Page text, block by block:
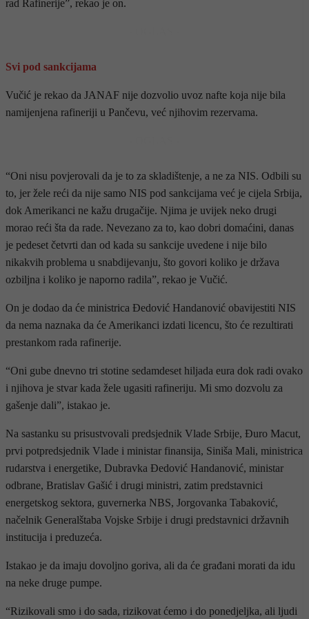
rad Rafinerije”, rekao je on.
Svi pod sankcijama
Vučić je rekao da JANAF nije dozvolio uvoz nafte koja nije bila
namijenjena rafineriji u Pančevu, već njihovim rezervama.
“Oni nisu povjerovali da je to za skladištenje, a ne za NIS. Odbili su
to, jer žele reći da nije samo NIS pod sankcijama već je cijela Srbija,
dok Amerikanci ne kažu drugačije. Njima je uvijek neko drugi
morao reći šta da rade. Nevezano za to, kao dobri domaćini, danas
je pedeset četvrti dan od kada su sankcije uvedene i nije bilo
nikakvih problema u snabdijevanju, što govori koliko je država
ozbiljna i koliko je naporno radila”, rekao je Vučić.
On je dodao da će ministrica Đedović Handanović obavijestiti NIS
da nema naznaka da će Amerikanci izdati licencu, što će rezultirati
prestankom rada rafinerije.
“Oni gube dnevno tri stotine sedamdeset hiljada eura dok radi ovako
i njihova je stvar kada žele ugasiti rafineriju. Mi smo dozvolu za
gašenje dali”, istakao je.
Na sastanku su prisustvovali predsjednik Vlade Srbije, Đuro Macut,
prvi potpredsjednik Vlade i ministar finansija, Siniša Mali, ministrica
rudarstva i energetike, Dubravka Đedović Handanović, ministar
odbrane, Bratislav Gašić i drugi ministri, zatim predstavnici
energetskog sektora, guvernerka NBS, Jorgovanka Tabaković,
načelnik Generalštaba Vojske Srbije i drugi predstavnici državnih
institucija i preduzeća.
Istakao je da imaju dovoljno goriva, ali da će građani morati da idu
na neke druge pumpe.
“Rizikovali smo i do sada, rizikovat ćemo i do ponedjeljka, ali ljudi